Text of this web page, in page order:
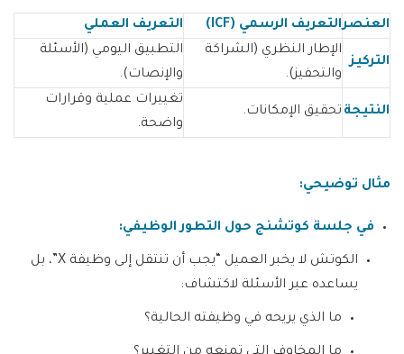
العنصرالتعريف الرسمي (ICF) التعريف العملي
التركيز
الإطار النظري (الشراكة
والتحفيز).
التطبيق اليومي (الأسئلة
والإنصات).
النتيجة تحقيق الإمكانات.
تغييرات عملية وقرارات
واضحة.
مثال توضيحي:
في جلسة كوتشنج حول التطور الوظيفي:
الكوتش لا يخبر العميل “يجب أن تنتقل إلى وظيفة X”، بل
يساعده عبر الأسئلة لاكتشاف:
ما الذي يريحه في وظيفته الحالية؟